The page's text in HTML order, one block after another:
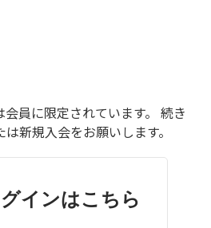
員に限定されています。 続き
新規入会をお願いします。
インはこちら